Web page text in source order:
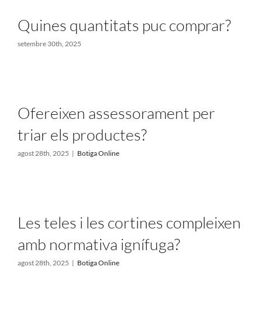
Botiga online
Quines quantitats puc comprar?
setembre 30th, 2025
Ofereixen assessorament per
triar els productes?
agost 28th, 2025 | Botiga Online
Les teles i les cortines compleixen
amb normativa ignífuga?
agost 28th, 2025 | Botiga Online